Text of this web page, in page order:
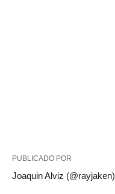
PUBLICADO POR
Joaquin Alviz (@rayjaken)